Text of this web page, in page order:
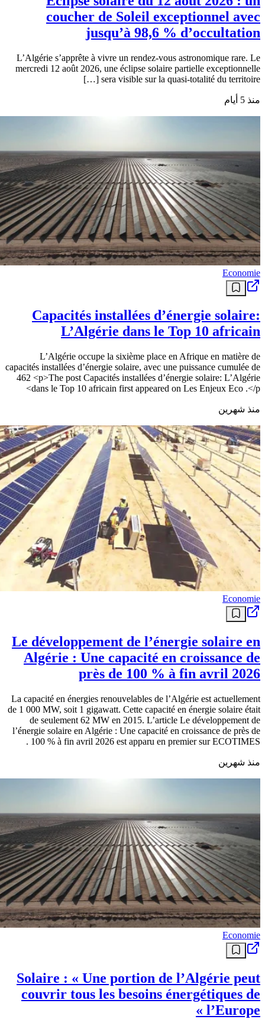
coucher de Soleil exceptionnel avec
jusqu’à 98,6 % d’occultation
L’Algérie s’apprête à vivre un rendez-vous astronomique rare. Le
mercredi 12 août 2026, une éclipse solaire partielle exceptionnelle
sera visible sur la quasi-totalité du territoire […]
منذ 5 أيام
Economie
Capacités installées d’énergie solaire:
L’Algérie dans le Top 10 africain
L’Algérie occupe la sixième place en Afrique en matière de
capacités installées d’énergie solaire, avec une puissance cumulée de
462 <p>The post Capacités installées d’énergie solaire: L’Algérie
dans le Top 10 africain first appeared on Les Enjeux Eco .</p>
منذ شهرين
Economie
Le développement de l’énergie solaire en
Algérie : Une capacité en croissance de
près de 100 % à fin avril 2026
La capacité en énergies renouvelables de l’Algérie est actuellement
de 1 000 MW, soit 1 gigawatt. Cette capacité en énergie solaire était
de seulement 62 MW en 2015. L’article Le développement de
l’énergie solaire en Algérie : Une capacité en croissance de près de
100 % à fin avril 2026 est apparu en premier sur ECOTIMES .
منذ شهرين
Economie
Solaire : « Une portion de l’Algérie peut
couvrir tous les besoins énergétiques de
l’Europe »